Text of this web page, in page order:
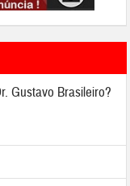
Gustavo Brasileiro?